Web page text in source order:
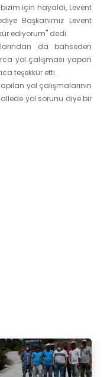
için hayaldi, Levent
Başkanımız Levent
ediyorum" dedi.
da bahseden
yol çalışması yapan
teşekkür etti.
yol çalışmalarının
yol sorunu diye bir